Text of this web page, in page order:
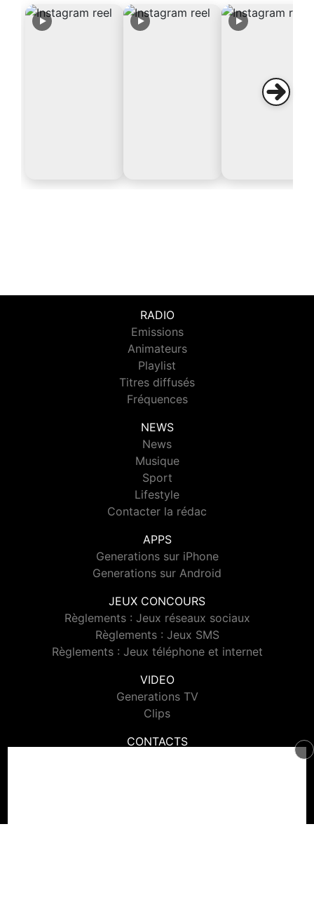
RADIO
Emissions
Animateurs
Playlist
Titres diffusés
Fréquences
NEWS
News
Musique
Sport
Lifestyle
Contacter la rédac
APPS
Generations sur iPhone
Generations sur Android
JEUX CONCOURS
Règlements : Jeux réseaux sociaux
Règlements : Jeux SMS
Règlements : Jeux téléphone et internet
VIDEO
Generations TV
Clips
CONTACTS